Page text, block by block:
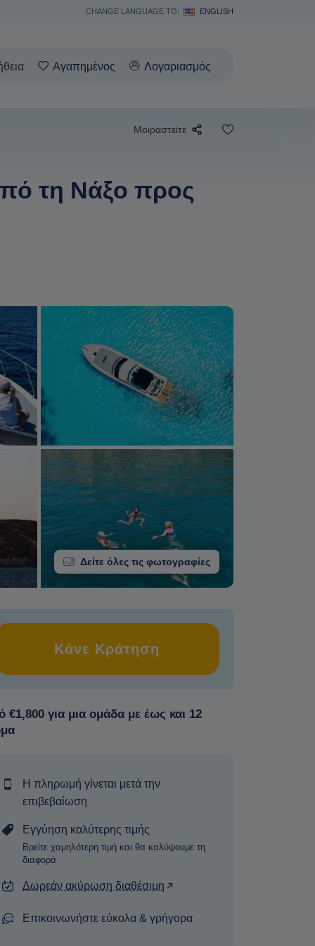
CHANGE LANGUAGE TO: ENGLISH
Αγαπημένος Λογαριασμός
Μοιραστείτε
τη Νάξο προς
Δείτε όλες τις φωτογραφίες
Κάνε Κράτηση
€1,800 για μια ομάδα με έως και 12
Η πληρωμή γίνεται μετά την
επιβεβαίωση
Εγγύηση καλύτερης τιμής
Βρείτε χαμηλότερη τιμή και θα καλύψουμε τη
διαφορά
Δωρεάν ακύρωση διαθέσιμη
Επικοινωνήστε εύκολα & γρήγορα